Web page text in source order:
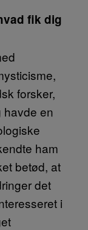
fik dig
forsker,
havde en
ham
betød, at
det
i